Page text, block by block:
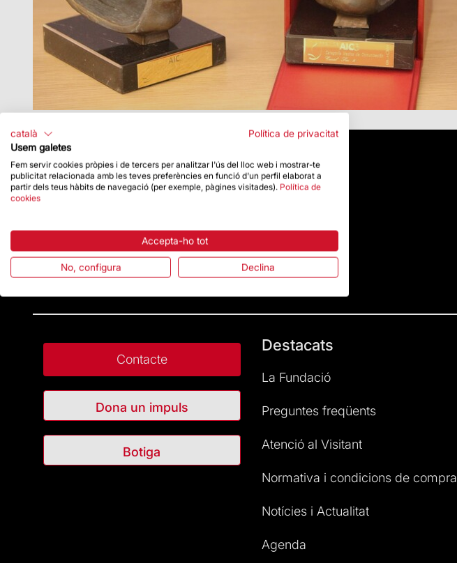
Contacte
Dona un impuls
Botiga
Destacats
La Fundació
Preguntes freqüents
Atenció al Visitant
Normativa i condicions de compra
Notícies i Actualitat
Agenda
català
Política de privacitat
Usem galetes
Fem servir cookies pròpies i de tercers per analitzar l'ús del lloc web i mostrar-te
publicitat relacionada amb les teves preferències en funció d'un perfil elaborat a
partir dels teus hàbits de navegació (per exemple, pàgines visitades). Política de
cookies
Accepta-ho tot
No, configura Declina